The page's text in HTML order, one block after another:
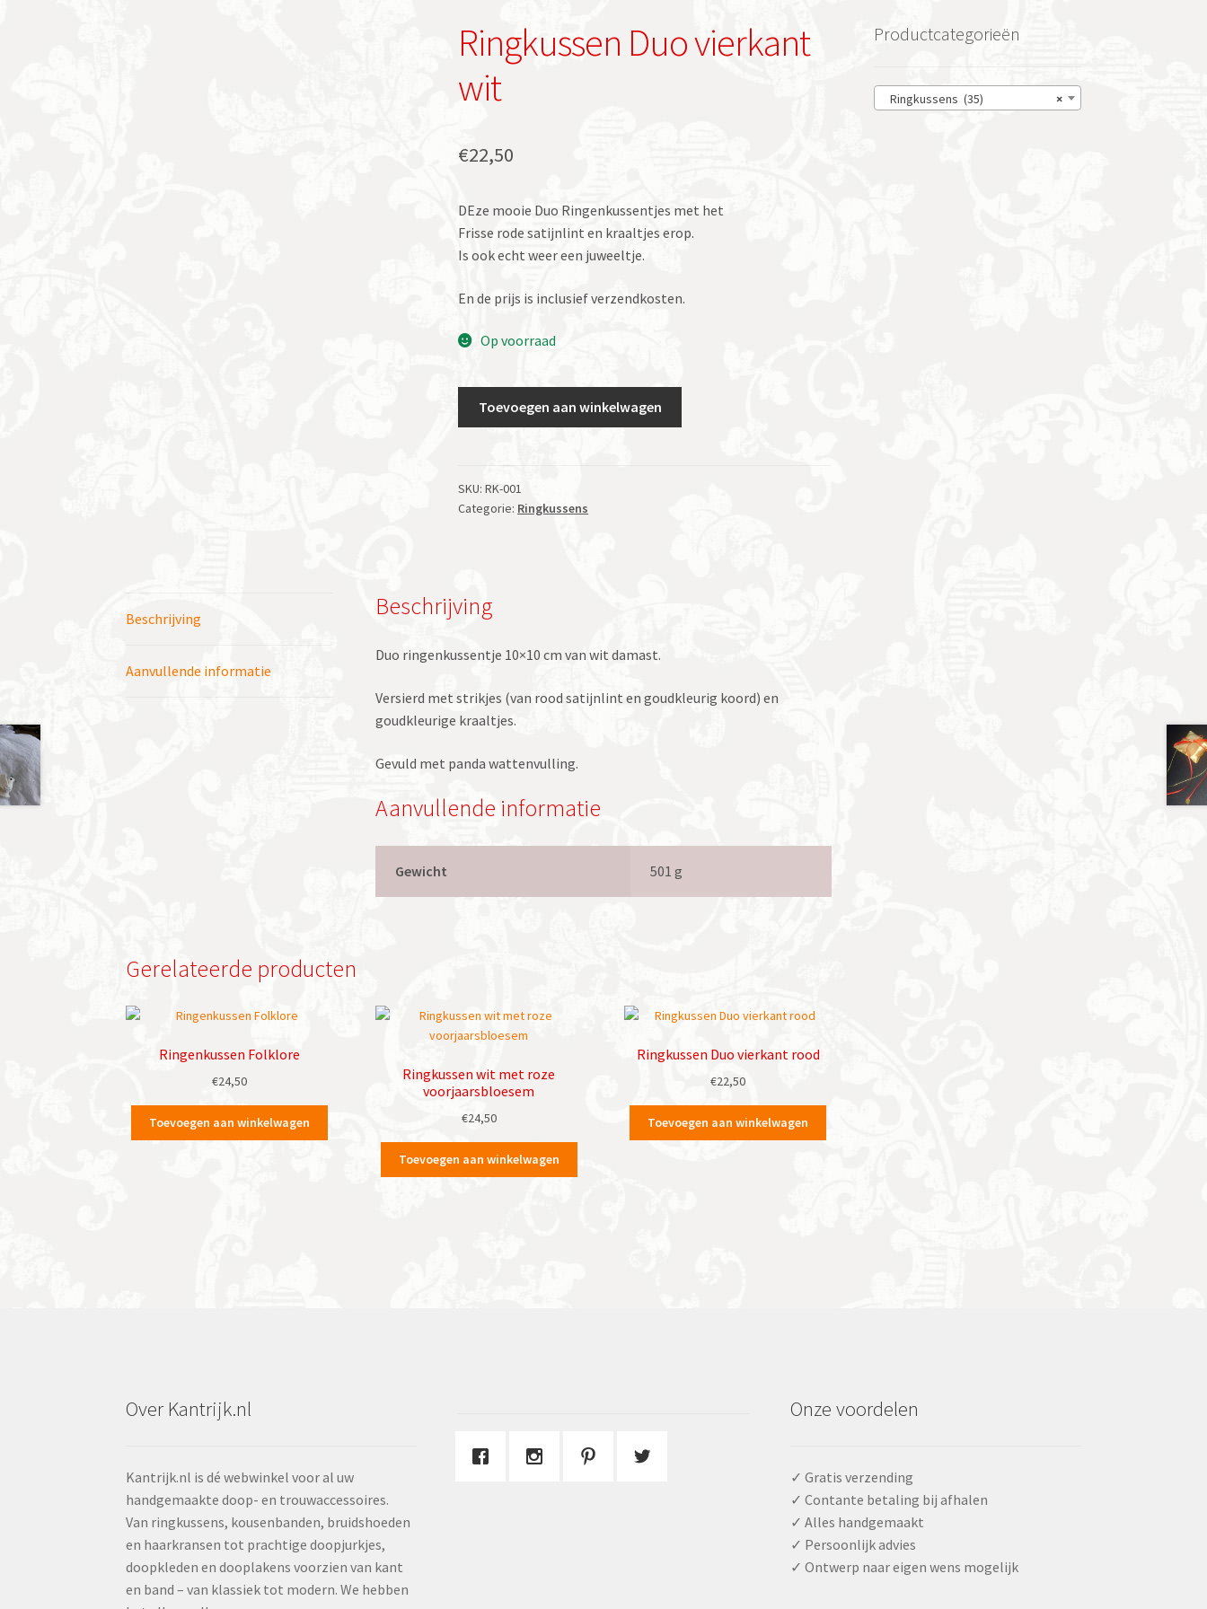
Ringkussen Duo vierkant
wit
€22,50
DEze mooie Duo Ringenkussentjes met het
Frisse rode satijnlint en kraaltjes erop.
Is ook echt weer een juweeltje.
En de prijs is inclusief verzendkosten.
Op voorraad
aantal
Toevoegen aan winkelwagen
SKU:RK-001
Categorie: Ringkussens
Beschrijving
Aanvullende informatie
Beschrijving
Duo ringenkussentje 10×10 cm van wit damast.
Versierd met strikjes (van rood satijnlint en goudkleurig koord) en
goudkleurige kraaltjes.
Gevuld met panda wattenvulling.
Aanvullende informatie
Gewicht 501 g
Gerelateerde producten
Ringenkussen Folklore
€24,50
Toevoegen aan winkelwagen
Ringkussen wit met roze
voorjaarsbloesem
€24,50
Toevoegen aan winkelwagen
Ringkussen Duo vierkant rood
€22,50
Toevoegen aan winkelwagen
Productcategorieën
×
Ringkussens (35)
Over Kantrijk.nl
Kantrijk.nl is dé webwinkel voor al uw
handgemaakte doop- en trouwaccessoires.
Van ringkussens, kousenbanden, bruidshoeden
en haarkransen tot prachtige doopjurkjes,
doopkleden en dooplakens voorzien van kant
en band – van klassiek tot modern. We hebben
Onze voordelen
✓ Gratis verzending
✓ Contante betaling bij afhalen
✓ Alles handgemaakt
✓ Persoonlijk advies
✓ Ontwerp naar eigen wens mogelijk